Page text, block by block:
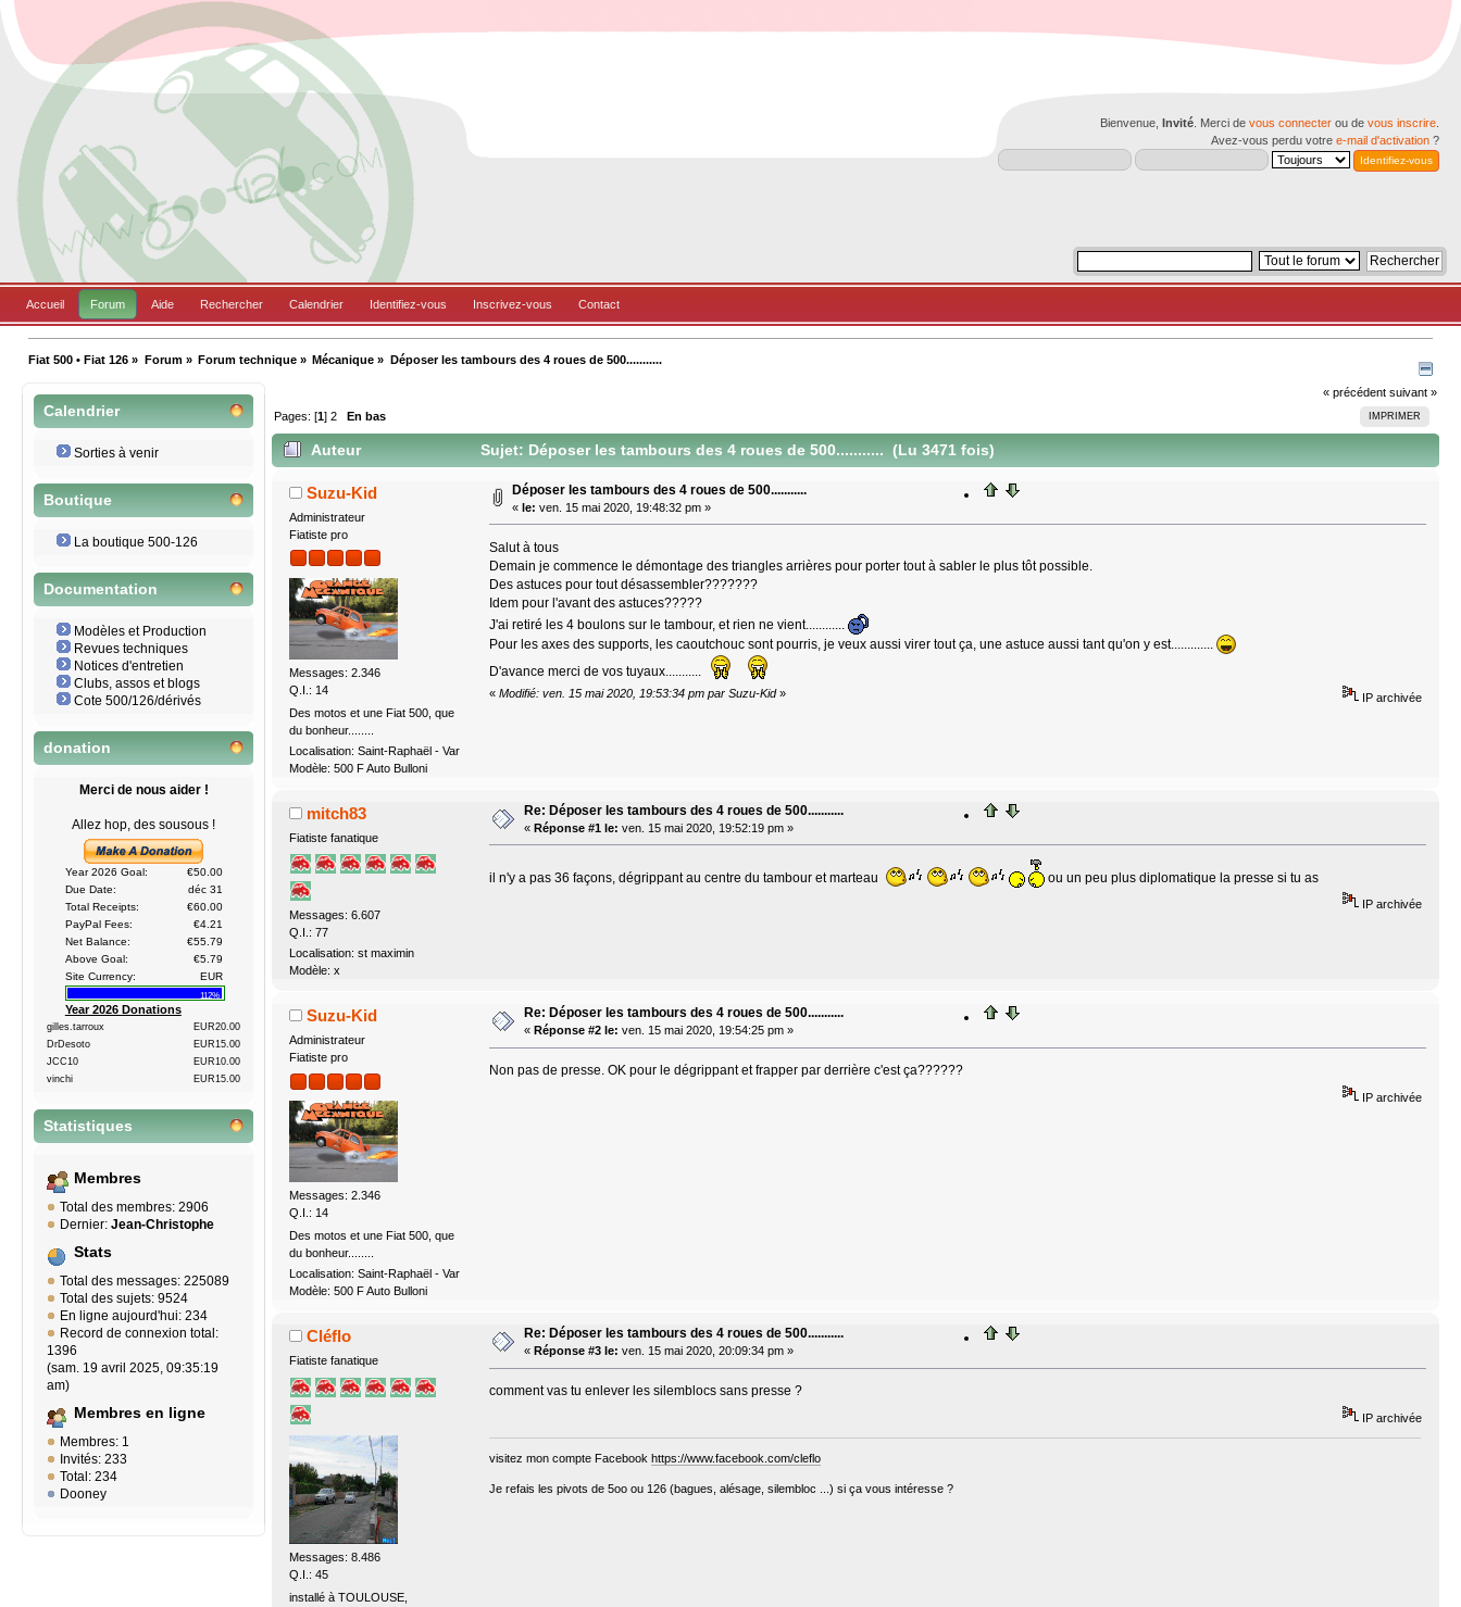
Bienvenue, Invité . Merci de vous connecter ou de vous inscrire
Avez-vous perdu votre e-mail d'activation ?
Accueil Forum Aide Rechercher Calendrier Identifiez-vous Inscrivez-vous Contact
Fiat 500 • Fiat 126 » Forum» Forum technique» Mécanique » Déposer les tambours des 4 roues de 500...........
Calendrier
Sorties à venir
Boutique
La boutique 500-126
Documentation
Modèles et Production
Revues techniques
Notices d'entretien
Clubs, assos et blogs
Cote 500/126/dérivés
donation
Merci de nous aider !
Allez hop, des sousous !
Year 2026 Goal:
€50.00
Due Date:
déc 31
Total Receipts:
€60.00
PayPal Fees:
€4.21
Net Balance:
€55.79
Above Goal:
€5.79
Site Currency:
EUR
112%
Year 2026 Donations
gilles.tarroux
EUR20.00
DrDesoto
EUR15.00
JCC10
EUR10.00
vinchi
EUR15.00
Statistiques
Membres
Total des membres: 2906
Dernier: Jean-Christophe
Stats
Total des messages: 225089
Total des sujets: 9524
En ligne aujourd'hui: 234
Record de connexion total:
1396
(sam. 19 avril 2025, 09:35:19
am)
Membres en ligne
Membres: 1
Invités: 233
Total: 234
Dooney
« précédent suivant »
IMPRIMER
Pages: [1]2 En bas
Auteur Sujet: Déposer les tambours des 4 roues de 500........... (Lu 3471 fois)
Suzu-Kid
Administrateur
Fiatiste pro
Messages: 2.346
Q.I.: 14
Des motos et une Fiat 500, que
du bonheur........
Localisation: Saint-Raphaël - Var
Modèle: 500 F Auto Bulloni
Déposer les tambours des 4 roues de 500...........
« le: ven. 15 mai 2020, 19:48:32 pm »
Salut à tous
Demain je commence le démontage des triangles arrières pour porter tout à sabler le plus tôt possible.
Des astuces pour tout désassembler???????
Idem pour l'avant des astuces?????
J'ai retiré les 4 boulons sur le tambour, et rien ne vient............
Pour les axes des supports, les caoutchouc sont pourris, je veux aussi virer tout ça, une astuce aussi tant qu'on y est.............
D'avance merci de vos tuyaux...........
« Modifié: ven. 15 mai 2020, 19:53:34 pm par Suzu-Kid» IP archivée
mitch83
Fiatiste fanatique
Messages: 6.607
Q.I.: 77
Localisation: st maximin
Modèle: x
Re: Déposer les tambours des 4 roues de 500...........
« Réponse #1 le: ven. 15 mai 2020, 19:52:19 pm »
il n'y a pas 36 façons, dégrippant au centre du tambour et marteau ou un peu plus diplomatique la presse si tu as
IP archivée
Suzu-Kid
Administrateur
Fiatiste pro
Messages: 2.346
Q.I.: 14
Des motos et une Fiat 500, que
du bonheur........
Localisation: Saint-Raphaël - Var
Modèle: 500 F Auto Bulloni
Re: Déposer les tambours des 4 roues de 500...........
« Réponse #2 le: ven. 15 mai 2020, 19:54:25 pm »
Non pas de presse. OK pour le dégrippant et frapper par derrière c'est ça??????
IP archivée
Cléflo
Fiatiste fanatique
Messages: 8.486
Q.I.: 45
installé à TOULOUSE,
Re: Déposer les tambours des 4 roues de 500...........
« Réponse #3 le: ven. 15 mai 2020, 20:09:34 pm »
comment vas tu enlever les silemblocs sans presse ?
IP archivée
visitez mon compte Facebook https://www.facebook.com/cleflo
Je refais les pivots de 5oo ou 126 (bagues, alésage, silembloc ...) si ça vous intéresse ?